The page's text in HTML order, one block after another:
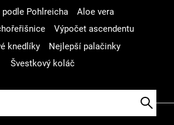
podle Pohlreicha
Aloe vera
Výpočet ascendentu
knedlíky
Nejlepší palačinky
Švestkový koláč